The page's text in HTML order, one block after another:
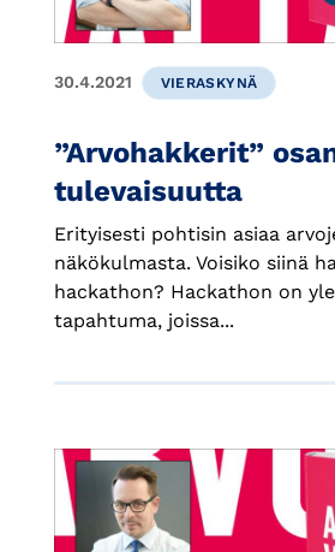
30.4.2021 VIERASKYNÄ
”Arvohakkerit”
tulevaisuutta
Erityisesti pohtisin asiaa
näkökulmasta. Voisiko siinä
hackathon? Hackathon on
tapahtuma, joissa...